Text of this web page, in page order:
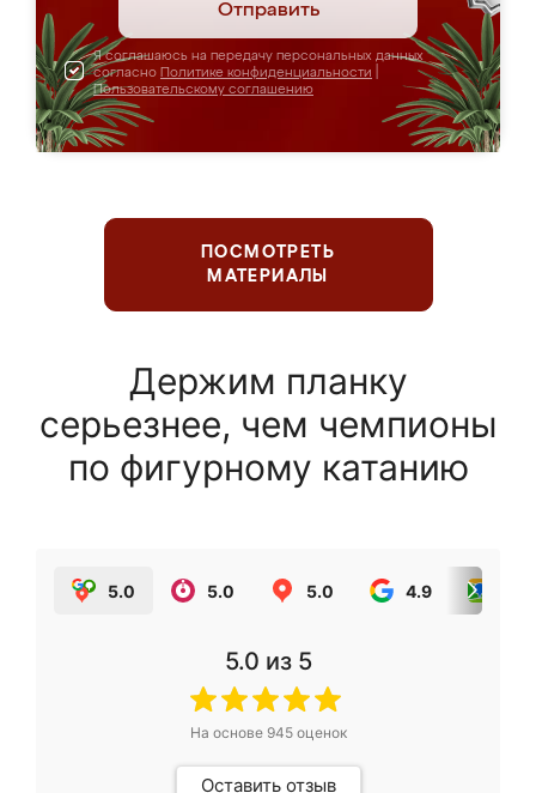
Отправить
Я соглашаюсь на передачу персональных данных
согласно Политике конфиденциальности
Пользовательскому соглашению
ПОСМОТРЕТЬ
МАТЕРИАЛЫ
Держим планку
серьезнее, чем чемпионы
по фигурному катанию
5.0 5.0 5.0 4.9
5.0 из 5
На основе 945оценок
Оставить отзыв